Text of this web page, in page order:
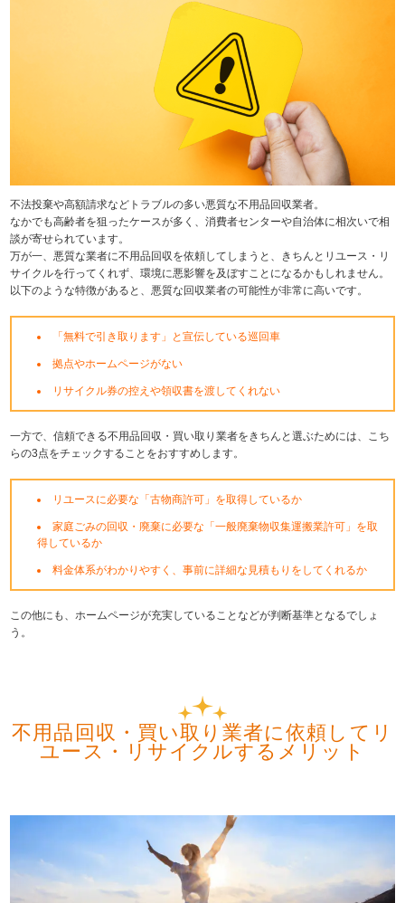
不法投棄や高額請求などトラブルの多い悪質な不用品回収業者。
なかでも高齢者を狙ったケースが多く、消費者センターや自治体に相次いで相
談が寄せられています。
万が一、悪質な業者に不用品回収を依頼してしまうと、きちんとリユース・リ
サイクルを行ってくれず、環境に悪影響を及ぼすことになるかもしれません。
以下のような特徴があると、悪質な回収業者の可能性が非常に高いです。
「無料で引き取ります」と宣伝している巡回車
拠点やホームページがない
リサイクル券の控えや領収書を渡してくれない
一方で、信頼できる不用品回収・買い取り業者をきちんと選ぶためには、こち
らの3点をチェックすることをおすすめします。
リユースに必要な「古物商許可」を取得しているか
家庭ごみの回収・廃棄に必要な「一般廃棄物収集運搬業許可」を取
得しているか
料金体系がわかりやすく、事前に詳細な見積もりをしてくれるか
この他にも、ホームページが充実していることなどが判断基準となるでしょ
う。
不用品回収・買い取り業者に依頼してリ
ユース・リサイクルするメリット